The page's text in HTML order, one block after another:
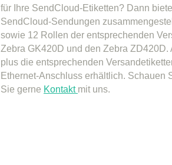
für Ihre SendCloud-Etiketten? Dann
SendCloud-Sendungen
sowie 12 Rollen der entsprechenden
Zebra GK420D und den Zebra
plus die entsprechenden
Ethernet-Anschluss erhältlich. Schauen
Sie gerne Kontakt mit uns.